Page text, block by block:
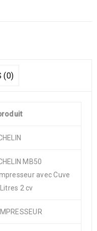
(0)
MB50
avec Cuve
2 cv